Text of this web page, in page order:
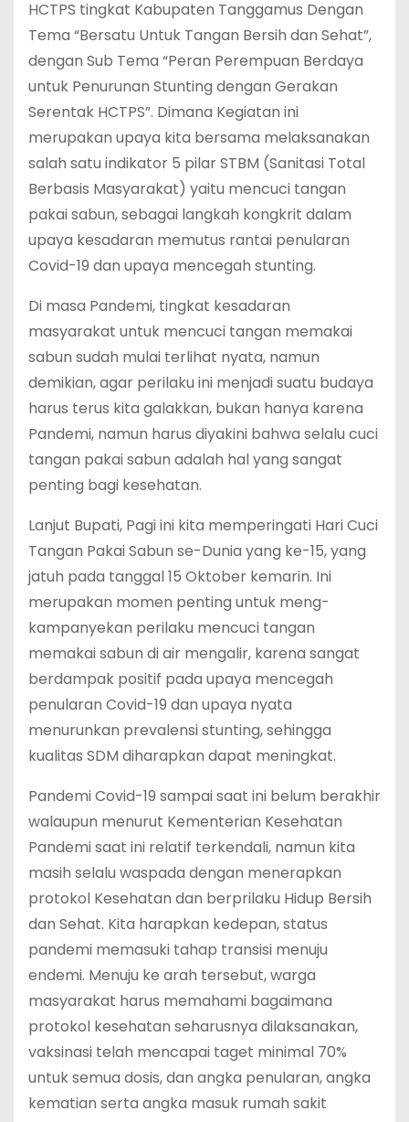
HCTPS tingkat Kabupaten Tanggamus Dengan
Tema “Bersatu Untuk Tangan Bersih dan Sehat”,
dengan Sub Tema “Peran Perempuan Berdaya
untuk Penurunan Stunting dengan Gerakan
Serentak HCTPS”. Dimana Kegiatan ini
merupakan upaya kita bersama melaksanakan
salah satu indikator 5 pilar STBM (Sanitasi Total
Berbasis Masyarakat) yaitu mencuci tangan
pakai sabun, sebagai langkah kongkrit dalam
upaya kesadaran memutus rantai penularan
Covid-19 dan upaya mencegah stunting.
Di masa Pandemi, tingkat kesadaran
masyarakat untuk mencuci tangan memakai
sabun sudah mulai terlihat nyata, namun
demikian, agar perilaku ini menjadi suatu budaya
harus terus kita galakkan, bukan hanya karena
Pandemi, namun harus diyakini bahwa selalu cuci
tangan pakai sabun adalah hal yang sangat
penting bagi kesehatan.
Lanjut Bupati, Pagi ini kita memperingati Hari Cuci
Tangan Pakai Sabun se-Dunia yang ke-15, yang
jatuh pada tanggal 15 Oktober kemarin. Ini
merupakan momen penting untuk meng-
kampanyekan perilaku mencuci tangan
memakai sabun di air mengalir, karena sangat
berdampak positif pada upaya mencegah
penularan Covid-19 dan upaya nyata
menurunkan prevalensi stunting, sehingga
kualitas SDM diharapkan dapat meningkat.
Pandemi Covid-19 sampai saat ini belum berakhir
walaupun menurut Kementerian Kesehatan
Pandemi saat ini relatif terkendali, namun kita
masih selalu waspada dengan menerapkan
protokol Kesehatan dan berprilaku Hidup Bersih
dan Sehat. Kita harapkan kedepan, status
pandemi memasuki tahap transisi menuju
endemi. Menuju ke arah tersebut, warga
masyarakat harus memahami bagaimana
protokol kesehatan seharusnya dilaksanakan,
vaksinasi telah mencapai taget minimal 70%
untuk semua dosis, dan angka penularan, angka
kematian serta angka masuk rumah sakit